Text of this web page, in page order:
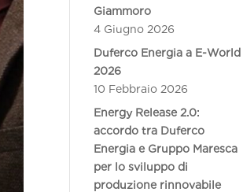
Giammoro
4 Giugno 2026
Duferco Energia a E-World
2026
10 Febbraio 2026
Energy Release 2.0:
accordo tra Duferco
Energia e Gruppo Maresca
per lo sviluppo di
produzione rinnovabile